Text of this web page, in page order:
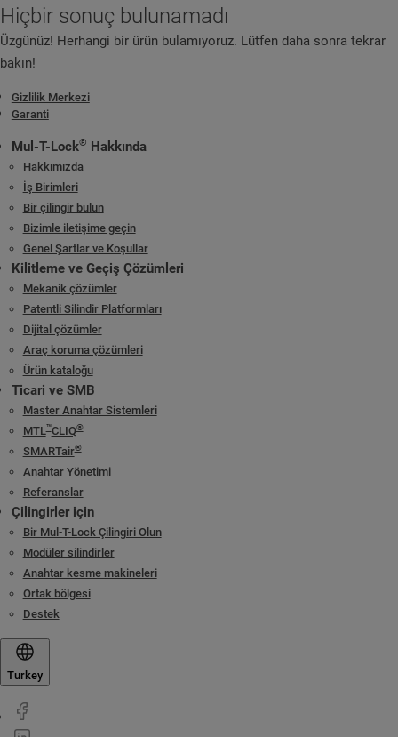
Hiçbir sonuç bulunamadı
Üzgünüz! Herhangi bir ürün bulamıyoruz. Lütfen daha sonra tekrar
bakın!
Gizlilik Merkezi
Garanti
Mul-T-Lock® Hakkında
Hakkımızda
İş Birimleri
Bir çilingir bulun
Bizimle iletişime geçin
Genel Şartlar ve Koşullar
Kilitleme ve Geçiş Çözümleri
Mekanik çözümler
Patentli Silindir Platformları
Dijital çözümler
Araç koruma çözümleri
Ürün kataloğu
Ticari ve SMB
Master Anahtar Sistemleri
MTL™CLIQ®
SMARTair®
Anahtar Yönetimi
Referanslar
Çilingirler için
Bir Mul-T-Lock Çilingiri Olun
Modüler silindirler
Anahtar kesme makineleri
Ortak bölgesi
Destek
Turkey